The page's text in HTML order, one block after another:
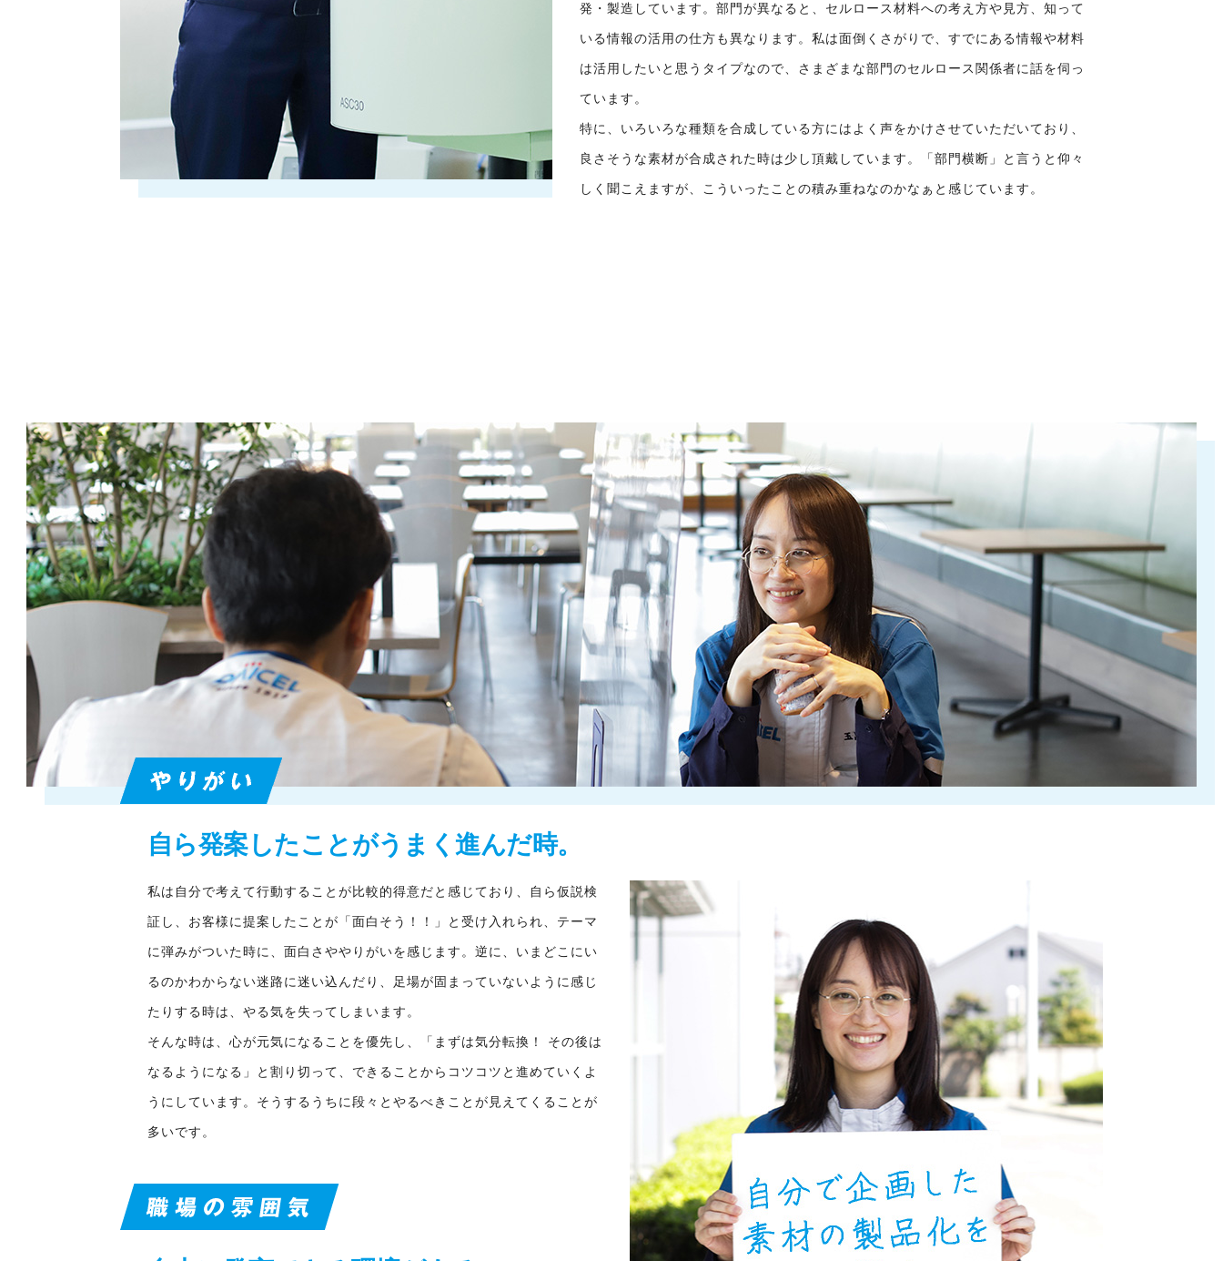
発・製造しています。部門が異なると、セルロース材料への考え方や見方、知って
いる情報の活用の仕方も異なります。私は面倒くさがりで、すでにある情報や材料
は活用したいと思うタイプなので、さまざまな部門のセルロース関係者に話を伺っ
ています。
特に、いろいろな種類を合成している方にはよく声をかけさせていただいており、
良さそうな素材が合成された時は少し頂戴しています。「部門横断」と言うと仰々
しく聞こえますが、こういったことの積み重ねなのかなぁと感じています。
自ら発案したことがうまく進んだ時。
私は自分で考えて行動することが比較的得意だと感じており、自ら仮説検
証し、お客様に提案したことが「面白そう！！」と受け入れられ、テーマ
に弾みがついた時に、面白さややりがいを感じます。逆に、いまどこにい
るのかわからない迷路に迷い込んだり、足場が固まっていないように感じ
たりする時は、やる気を失ってしまいます。
そんな時は、心が元気になることを優先し、「まずは気分転換！ その後は
なるようになる」と割り切って、できることからコツコツと進めていくよ
うにしています。そうするうちに段々とやるべきことが見えてくることが
多いです。